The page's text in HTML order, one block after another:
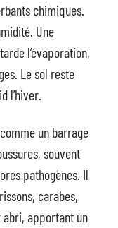
chimiques.
Une
l’évaporation,
Le sol reste
l’hiver.
un barrage
souvent
pathogènes. Il
carabes,
apportant un